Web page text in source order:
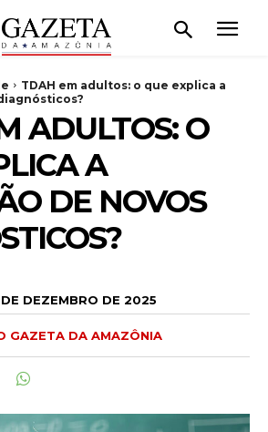
TDAH em adultos: o que explica a
ADULTOS: O
A
DE NOVOS
DEZEMBRO DE 2025
GAZETA DA AMAZÔNIA